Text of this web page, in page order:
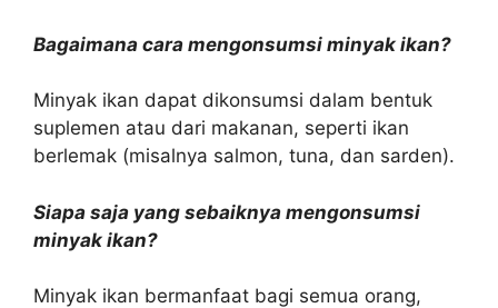
Bagaimana cara mengonsumsi minyak ikan?
Minyak ikan dapat dikonsumsi dalam bentuk
suplemen atau dari makanan, seperti ikan
berlemak (misalnya salmon, tuna, dan sarden).
Siapa saja yang sebaiknya mengonsumsi
minyak ikan?
Minyak ikan bermanfaat bagi semua orang,